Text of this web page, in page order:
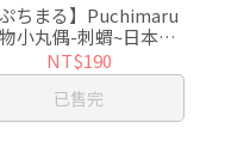
ぷちまる】Puchimaru
小丸偶-刺蝟~日本超
人氣絨毛小吊飾
NT$190
已售完